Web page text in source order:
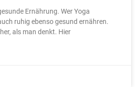
Ernährung. Wer Yoga
ruhig ebenso gesund ernähren.
als man denkt. Hier